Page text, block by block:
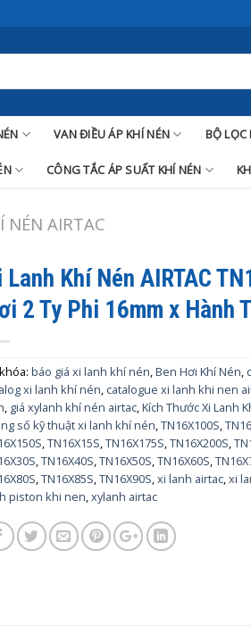
VAN ĐIỀU ÁP KHÍ NÉN BỘ LỌC
CÔNG TẮC ÁP SUẤT KHÍ NÉN
NÉN AIRTAC
Lanh Khí Nén AIRTAC
2 Ty Phi 16mm x Hành
báo giá xi lanh khí nén,Ben Hơi Khí Nén,
xi lanh khí nén, catalogue xi lanh khi nen
, giá xylanh khí nén airtac,Kích Thước Xi Lanh
số kỹ thuật xi lanh khí nén,TN16X100S,
,TN16X15S,TN16X175S,TN16X200S,
,TN16X40S,TN16X50S,TN16X60S,
,TN16X85S,TN16X90S,xi lanh airtac,xi
piston khi nen,xylanh airtac